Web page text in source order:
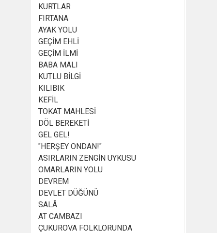
KURTLAR
FIRTANA
AYAK YOLU
GEÇİM EHLİ
GEÇİM İLMİ
BABA MALI
KUTLU BİLGİ
KILIBIK
KEFİL
TOKAT MAHLESİ
DÖL BEREKETİ
GEL GEL!
"HERŞEY ONDAN!"
ASIRLARIN ZENGİN UYKUSU
OMARLARIN YOLU
DEVREM
DEVLET DÜĞÜNÜ
SALÂ
AT CAMBAZI
ÇUKUROVA FOLKLORUNDA